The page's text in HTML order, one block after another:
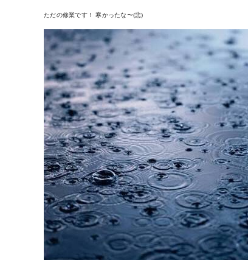
ただの修業です！ 寒かったな〜(悲)